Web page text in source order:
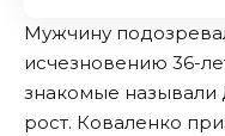
Мужчину
исчезновению 36-
знакомые
рост. Коваленко